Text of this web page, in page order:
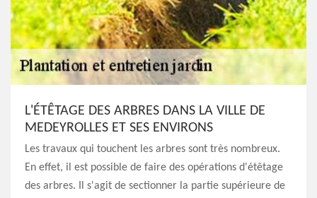
L'ÉTÊTAGE DES ARBRES DANS LA VILLE DE
MEDEYROLLES ET SES ENVIRONS
Les travaux qui touchent les arbres sont très nombreux.
En effet, il est possible de faire des opérations d'étêtage
des arbres. Il s'agit de sectionner la partie supérieure de